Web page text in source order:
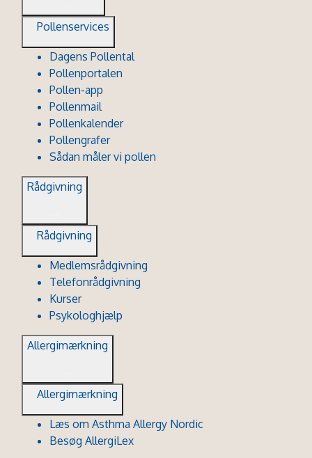
Pollenservices
Dagens Pollental
Pollenportalen
Pollen-app
Pollenmail
Pollenkalender
Pollengrafer
Sådan måler vi pollen
Rådgivning
Rådgivning
Medlemsrådgivning
Telefonrådgivning
Kurser
Psykologhjælp
Allergimærkning
Allergimærkning
Læs om Asthma Allergy Nordic
Besøg AllergiLex